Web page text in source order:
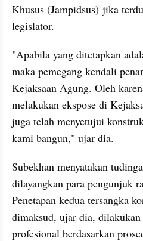
Khusus (Jampidsus) jika
legislator.
"Apabila yang ditetapkan
maka pemegang kendali
Kejaksaan Agung. Oleh
melakukan ekspose di
juga telah menyetujui
kami bangun," ujar dia.
Subekhan menyatakan
dilayangkan para pengunjuk
Penetapan kedua tersangka
dimaksud, ujar dia,
profesional berdasarkan